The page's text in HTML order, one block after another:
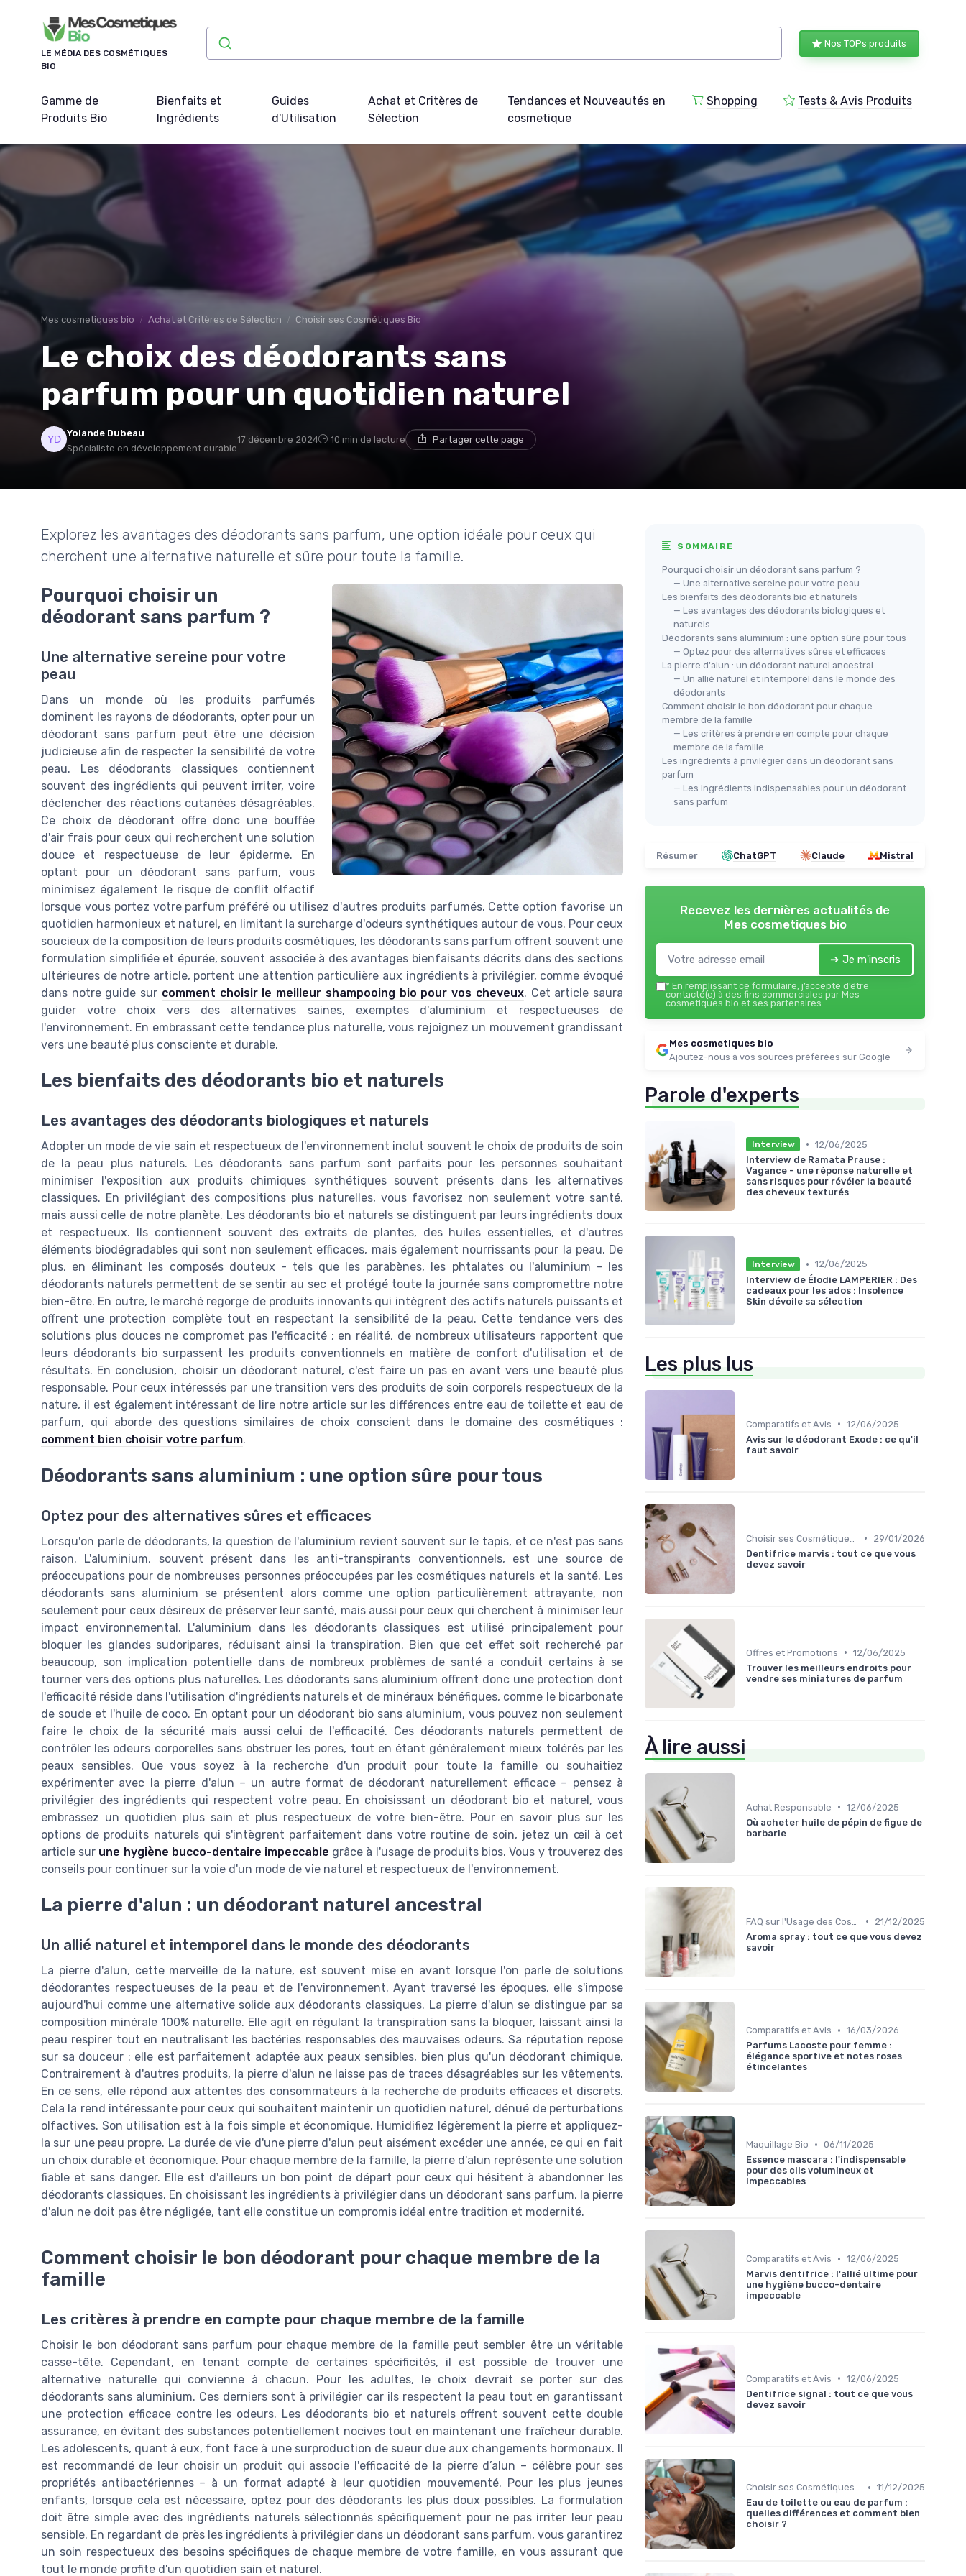
LE MÉDIA DES COSMÉTIQUES
BIO
Nos TOPs produits
Gamme de
Produits Bio
Bienfaits et
Ingrédients
Guides
d'Utilisation
Achat et Critères de
Sélection
Tendances et Nouveautés en
cosmetique
Shopping Tests & Avis Produits
Mes cosmetiques bio Achat et Critères de Sélection Choisir ses Cosmétiques Bio
Le choix des déodorants sans
parfum pour un quotidien naturel
Yolande Dubeau
Spécialiste en développement durable
17 décembre 2024 10 min de lecture Partager cette page
Explorez les avantages des déodorants sans parfum, une option idéale pour ceux qui
cherchent une alternative naturelle et sûre pour toute la famille.
Pourquoi choisir un
déodorant sans parfum ?
Une alternative sereine pour votre
peau
Dans un monde où les produits parfumés
dominent les rayons de déodorants, opter pour un
déodorant sans parfum peut être une décision
judicieuse afin de respecter la sensibilité de votre
peau. Les déodorants classiques contiennent
souvent des ingrédients qui peuvent irriter, voire
déclencher des réactions cutanées désagréables.
Ce choix de déodorant offre donc une bouffée
d'air frais pour ceux qui recherchent une solution
douce et respectueuse de leur épiderme. En
optant pour un déodorant sans parfum, vous
minimisez également le risque de conflit olfactif
lorsque vous portez votre parfum préféré ou utilisez d'autres produits parfumés. Cette option favorise un
quotidien harmonieux et naturel, en limitant la surcharge d'odeurs synthétiques autour de vous. Pour ceux
soucieux de la composition de leurs produits cosmétiques, les déodorants sans parfum offrent souvent une
formulation simplifiée et épurée, souvent associée à des avantages bienfaisants décrits dans des sections
ultérieures de notre article, portent une attention particulière aux ingrédients à privilégier, comme évoqué
dans notre guide sur comment choisir le meilleur shampooing bio pour vos cheveux. Cet article saura
guider votre choix vers des alternatives saines, exemptes d'aluminium et respectueuses de
l'environnement. En embrassant cette tendance plus naturelle, vous rejoignez un mouvement grandissant
vers une beauté plus consciente et durable.
Les bienfaits des déodorants bio et naturels
Les avantages des déodorants biologiques et naturels
Adopter un mode de vie sain et respectueux de l'environnement inclut souvent le choix de produits de soin
de la peau plus naturels. Les déodorants sans parfum sont parfaits pour les personnes souhaitant
minimiser l'exposition aux produits chimiques synthétiques souvent présents dans les alternatives
classiques. En privilégiant des compositions plus naturelles, vous favorisez non seulement votre santé,
mais aussi celle de notre planète. Les déodorants bio et naturels se distinguent par leurs ingrédients doux
et respectueux. Ils contiennent souvent des extraits de plantes, des huiles essentielles, et d'autres
éléments biodégradables qui sont non seulement efficaces, mais également nourrissants pour la peau. De
plus, en éliminant les composés douteux - tels que les parabènes, les phtalates ou l'aluminium - les
déodorants naturels permettent de se sentir au sec et protégé toute la journée sans compromettre notre
bien-être. En outre, le marché regorge de produits innovants qui intègrent des actifs naturels puissants et
offrent une protection complète tout en respectant la sensibilité de la peau. Cette tendance vers des
solutions plus douces ne compromet pas l'efficacité ; en réalité, de nombreux utilisateurs rapportent que
leurs déodorants bio surpassent les produits conventionnels en matière de confort d'utilisation et de
résultats. En conclusion, choisir un déodorant naturel, c'est faire un pas en avant vers une beauté plus
responsable. Pour ceux intéressés par une transition vers des produits de soin corporels respectueux de la
nature, il est également intéressant de lire notre article sur les différences entre eau de toilette et eau de
parfum, qui aborde des questions similaires de choix conscient dans le domaine des cosmétiques :
comment bien choisir votre parfum.
Déodorants sans aluminium : une option sûre pour tous
Optez pour des alternatives sûres et efficaces
Lorsqu'on parle de déodorants, la question de l'aluminium revient souvent sur le tapis, et ce n'est pas sans
raison. L'aluminium, souvent présent dans les anti-transpirants conventionnels, est une source de
préoccupations pour de nombreuses personnes préoccupées par les cosmétiques naturels et la santé. Les
déodorants sans aluminium se présentent alors comme une option particulièrement attrayante, non
seulement pour ceux désireux de préserver leur santé, mais aussi pour ceux qui cherchent à minimiser leur
impact environnemental. L'aluminium dans les déodorants classiques est utilisé principalement pour
bloquer les glandes sudoripares, réduisant ainsi la transpiration. Bien que cet effet soit recherché par
beaucoup, son implication potentielle dans de nombreux problèmes de santé a conduit certains à se
tourner vers des options plus naturelles. Les déodorants sans aluminium offrent donc une protection dont
l'efficacité réside dans l'utilisation d'ingrédients naturels et de minéraux bénéfiques, comme le bicarbonate
de soude et l'huile de coco. En optant pour un déodorant bio sans aluminium, vous pouvez non seulement
faire le choix de la sécurité mais aussi celui de l'efficacité. Ces déodorants naturels permettent de
contrôler les odeurs corporelles sans obstruer les pores, tout en étant généralement mieux tolérés par les
peaux sensibles. Que vous soyez à la recherche d'un produit pour toute la famille ou souhaitiez
expérimenter avec la pierre d'alun – un autre format de déodorant naturellement efficace – pensez à
privilégier des ingrédients qui respectent votre peau. En choisissant un déodorant bio et naturel, vous
embrassez un quotidien plus sain et plus respectueux de votre bien-être. Pour en savoir plus sur les
options de produits naturels qui s'intègrent parfaitement dans votre routine de soin, jetez un œil à cet
article sur une hygiène bucco-dentaire impeccable grâce à l'usage de produits bios. Vous y trouverez des
conseils pour continuer sur la voie d'un mode de vie naturel et respectueux de l'environnement.
La pierre d'alun : un déodorant naturel ancestral
Un allié naturel et intemporel dans le monde des déodorants
La pierre d'alun, cette merveille de la nature, est souvent mise en avant lorsque l'on parle de solutions
déodorantes respectueuses de la peau et de l'environnement. Ayant traversé les époques, elle s'impose
aujourd'hui comme une alternative solide aux déodorants classiques. La pierre d'alun se distingue par sa
composition minérale 100% naturelle. Elle agit en régulant la transpiration sans la bloquer, laissant ainsi la
peau respirer tout en neutralisant les bactéries responsables des mauvaises odeurs. Sa réputation repose
sur sa douceur : elle est parfaitement adaptée aux peaux sensibles, bien plus qu'un déodorant chimique.
Contrairement à d'autres produits, la pierre d'alun ne laisse pas de traces désagréables sur les vêtements.
En ce sens, elle répond aux attentes des consommateurs à la recherche de produits efficaces et discrets.
Cela la rend intéressante pour ceux qui souhaitent maintenir un quotidien naturel, dénué de perturbations
olfactives. Son utilisation est à la fois simple et économique. Humidifiez légèrement la pierre et appliquez-
la sur une peau propre. La durée de vie d'une pierre d'alun peut aisément excéder une année, ce qui en fait
un choix durable et économique. Pour chaque membre de la famille, la pierre d'alun représente une solution
fiable et sans danger. Elle est d'ailleurs un bon point de départ pour ceux qui hésitent à abandonner les
déodorants classiques. En choisissant les ingrédients à privilégier dans un déodorant sans parfum, la pierre
d'alun ne doit pas être négligée, tant elle constitue un compromis idéal entre tradition et modernité.
Comment choisir le bon déodorant pour chaque membre de la
famille
Les critères à prendre en compte pour chaque membre de la famille
Choisir le bon déodorant sans parfum pour chaque membre de la famille peut sembler être un véritable
casse-tête. Cependant, en tenant compte de certaines spécificités, il est possible de trouver une
alternative naturelle qui convienne à chacun. Pour les adultes, le choix devrait se porter sur des
déodorants sans aluminium. Ces derniers sont à privilégier car ils respectent la peau tout en garantissant
une protection efficace contre les odeurs. Les déodorants bio et naturels offrent souvent cette double
assurance, en évitant des substances potentiellement nocives tout en maintenant une fraîcheur durable.
Les adolescents, quant à eux, font face à une surproduction de sueur due aux changements hormonaux. Il
est recommandé de leur choisir un produit qui associe l'efficacité de la pierre d’alun – célèbre pour ses
propriétés antibactériennes – à un format adapté à leur quotidien mouvementé. Pour les plus jeunes
enfants, lorsque cela est nécessaire, optez pour des déodorants les plus doux possibles. La formulation
doit être simple avec des ingrédients naturels sélectionnés spécifiquement pour ne pas irriter leur peau
sensible. En regardant de près les ingrédients à privilégier dans un déodorant sans parfum, vous garantirez
un soin respectueux des besoins spécifiques de chaque membre de votre famille, en vous assurant que
tout le monde profite d'un quotidien sain et naturel.
SOMMAIRE
Pourquoi choisir un déodorant sans parfum ?
— Une alternative sereine pour votre peau
Les bienfaits des déodorants bio et naturels
— Les avantages des déodorants biologiques et
naturels
Déodorants sans aluminium : une option sûre pour tous
— Optez pour des alternatives sûres et efficaces
La pierre d'alun : un déodorant naturel ancestral
— Un allié naturel et intemporel dans le monde des
déodorants
Comment choisir le bon déodorant pour chaque
membre de la famille
— Les critères à prendre en compte pour chaque
membre de la famille
Les ingrédients à privilégier dans un déodorant sans
parfum
— Les ingrédients indispensables pour un déodorant
sans parfum
Résumer ChatGPT Claude Mistral
Recevez les dernières actualités de
Mes cosmetiques bio
➔ Je m'inscris
* En remplissant ce formulaire, j’accepte d’être
contacté(e) à des fins commerciales par Mes
cosmetiques bio et ses partenaires.
Mes cosmetiques bio
Ajoutez-nous à vos sources préférées sur Google
Parole d'experts
Interview • 12/06/2025
Interview de Ramata Prause :
Vagance - une réponse naturelle et
sans risques pour révéler la beauté
des cheveux texturés
Interview • 12/06/2025
Interview de Élodie LAMPERIER : Des
cadeaux pour les ados : Insolence
Skin dévoile sa sélection
Les plus lus
Comparatifs et Avis • 12/06/2025
Avis sur le déodorant Exode : ce qu'il
faut savoir
•
29/01/2026
Dentifrice marvis : tout ce que vous
devez savoir
Offres et Promotions • 12/06/2025
Trouver les meilleurs endroits pour
vendre ses miniatures de parfum
À lire aussi
Achat Responsable • 12/06/2025
Où acheter huile de pépin de figue de
barbarie
•
21/12/2025
Aroma spray : tout ce que vous devez
savoir
Comparatifs et Avis • 16/03/2026
Parfums Lacoste pour femme :
élégance sportive et notes roses
étincelantes
Maquillage Bio • 06/11/2025
Essence mascara : l'indispensable
pour des cils volumineux et
impeccables
Comparatifs et Avis • 12/06/2025
Marvis dentifrice : l'allié ultime pour
une hygiène bucco-dentaire
impeccable
Comparatifs et Avis • 12/06/2025
Dentifrice signal : tout ce que vous
devez savoir
Choisir ses Cosmétiques Bio • 11/12/2025
Eau de toilette ou eau de parfum :
quelles différences et comment bien
choisir ?